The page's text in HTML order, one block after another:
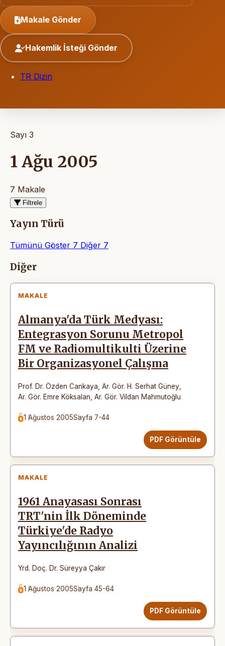
Makale Gönder
Hakemlik İsteği Gönder
TR Dizin
Sayı 3
1 Ağu 2005
7 Makale
Filtrele
Yayın Türü
Tümünü Göster 7 Diğer 7
Makaleler
Diğer
MAKALE
Almanya'da Türk Medyası:
Entegrasyon Sorunu Metropol
FM ve Radiomultikulti Üzerine
Bir Organizasyonel Çalışma
Prof. Dr. Özden Cankaya Ar. Gör. H. Serhat Güney
Ar. Gör. Emre Köksalan Ar. Gör. Vildan Mahmutoğlu
1 Ağustos 2005Sayfa 7-44
PDF Görüntüle
MAKALE
1961 Anayasası Sonrası
TRT'nin İlk Döneminde
Türkiye'de Radyo
Yayıncılığının Analizi
Yrd. Doç. Dr. Süreyya Çakır
1 Ağustos 2005Sayfa 45-64
PDF Görüntüle